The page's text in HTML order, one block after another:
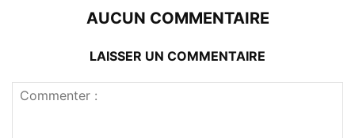
AUCUN COMMENTAIRE
LAISSER UN COMMENTAIRE